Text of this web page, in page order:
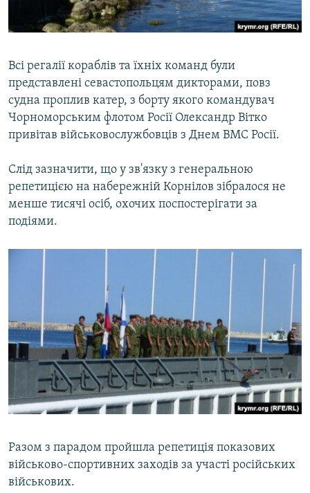
Всі регалії кораблів та їхніх команд були
представлені севастопольцям дикторами, повз
судна проплив катер, з борту якого командувач
Чорноморським флотом Росії Олександр Вітко
привітав військовослужбовців з Днем ВМС Росії.
Слід зазначити, що у зв'язку з генеральною
репетицією на набережній Корнілов зібралося не
менше тисячі осіб, охочих поспостерігати за
подіями.
Разом з парадом пройшла репетиція показових
військово-спортивних заходів за участі російських
військових.